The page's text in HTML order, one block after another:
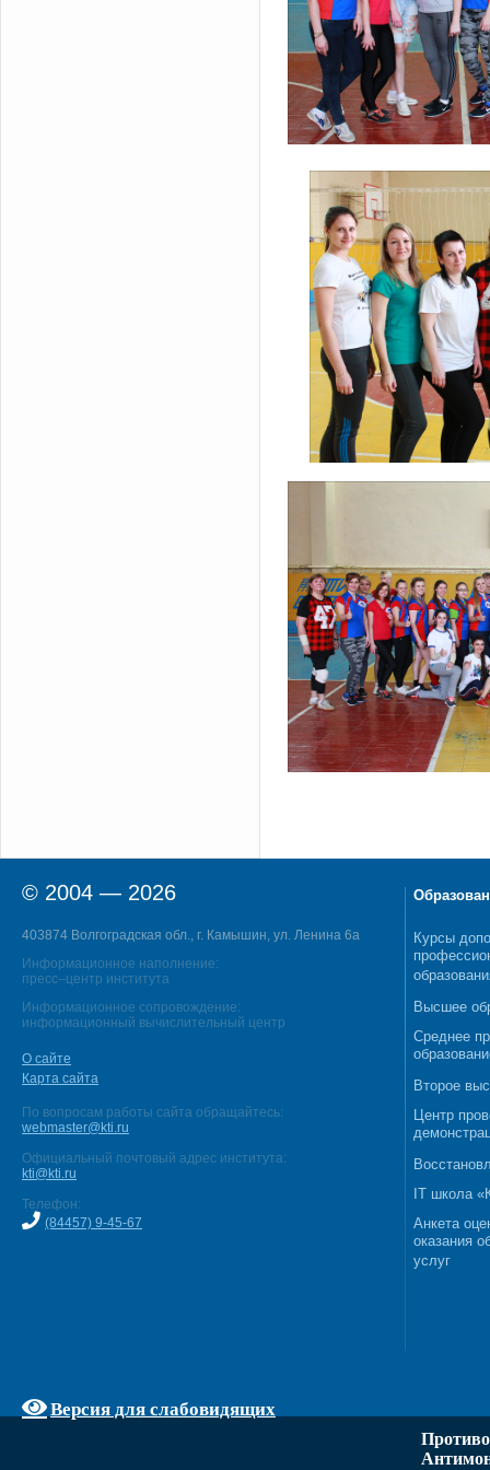
© 2004 — 2026
403874 Волгоградская обл., г. Камышин, ул. Ленина 6а
Информационное наполнение:
пресс–центр института
Информационное сопровождение:
информационный вычислительный центр
О сайте
Карта сайта
По вопросам работы сайта обращайтесь:
webmaster@kti.ru
Официальный почтовый адрес института:
kti@kti.ru
Телефон:
(84457) 9-45-67
Версия для слабовидящих
Курсы
Высшее
Среднее
Второе
Центр
IT школа
Анкета
оказания
услуг